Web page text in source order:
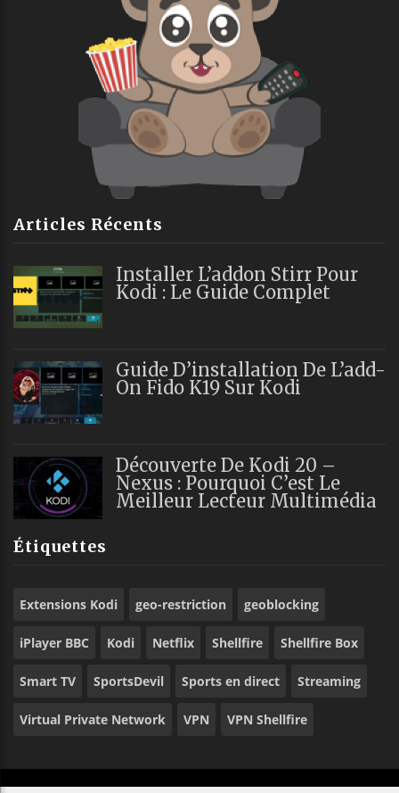
Articles Récents
Installer L’addon Stirr Pour
Kodi : Le Guide Complet
Guide D’installation De L’add-
On Fido K19 Sur Kodi
Découverte De Kodi 20 –
Nexus : Pourquoi C’est Le
Meilleur Lecteur Multimédia
Étiquettes
Extensions Kodi geo-restriction geoblocking
iPlayer BBC Kodi Netflix Shellfire Shellfire Box
Smart TV SportsDevil Sports en direct Streaming
Virtual Private Network VPN VPN Shellfire